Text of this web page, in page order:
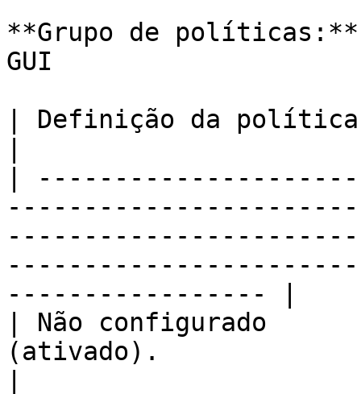
**Grupo de políticas:**
GUI
| Definição da política
|
----------------- |
| Não configurado
(ativado).